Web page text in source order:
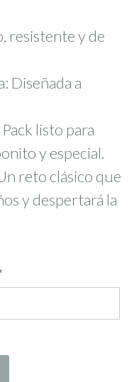
resistente y de
Diseñada a
listo para
y especial.
reto clásico que
y despertará la